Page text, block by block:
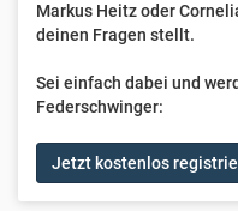
Markus Heitz oder
deinen Fragen stellt.
Sei einfach dabei und
Federschwinger:
Jetzt kostenlos